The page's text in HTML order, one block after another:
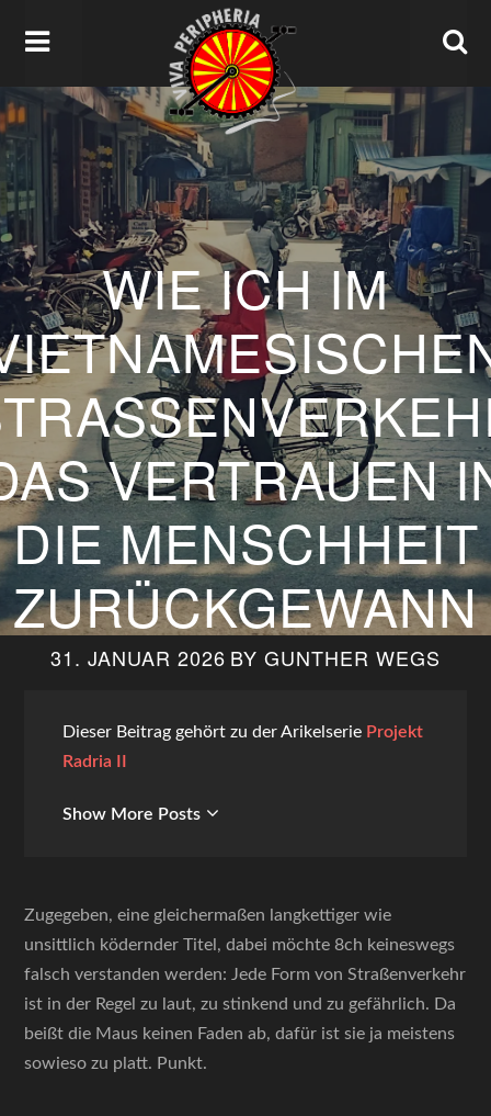
WIE ICH IM
VERTRAUEN IN
IE MENSCHHEIT Z
URÜCKGEWANN
31. JANUAR 2026 BY GUNTHER WEGS
Dieser Beitrag gehört zu der Arikelserie Projekt
Radria II
Show More Posts
Zugegeben, eine gleichermaßen langkettiger wie
unsittlich ködernder Titel, dabei möchte 8ch keineswegs
falsch verstanden werden: Jede Form von Straßenverkehr
ist in der Regel zu laut, zu stinkend und zu gefährlich. Da
beißt die Maus keinen Faden ab, dafür ist sie ja meistens
sowieso zu platt. Punkt.